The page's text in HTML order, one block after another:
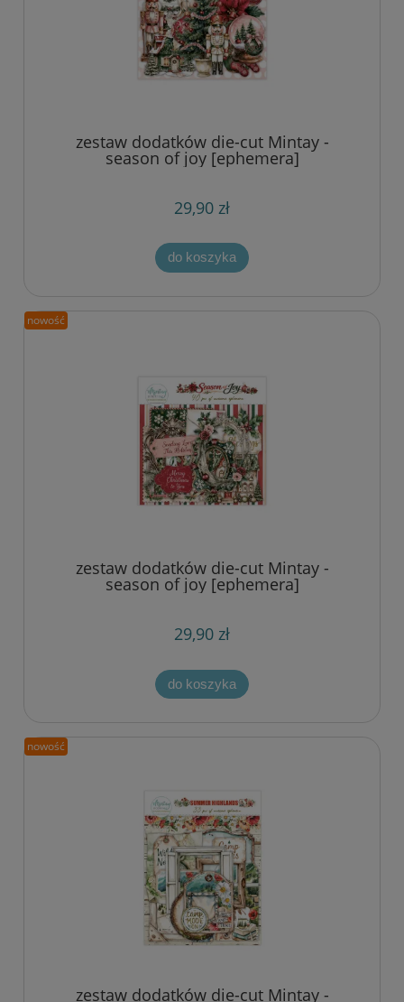
zestaw dodatków die-cut Mintay -
season of joy [ephemera]
29,90 zł
do koszyka
zestaw dodatków die-cut Mintay -
season of joy [ephemera]
29,90 zł
do koszyka
nowość
zestaw dodatków die-cut Mintay -
nowość